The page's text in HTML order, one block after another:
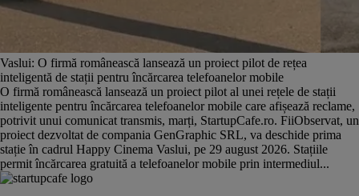
Vaslui: O firmă românească lansează un proiect pilot de rețea
inteligentă de stații pentru încărcarea telefoanelor mobile
O firmă românească lansează un proiect pilot al unei rețele de stații
inteligente pentru încărcarea telefoanelor mobile care afișează reclame,
potrivit unui comunicat transmis, marți, StartupCafe.ro. FiiObservat, un
proiect dezvoltat de compania GenGraphic SRL, va deschide prima
stație în cadrul Happy Cinema Vaslui, pe 29 august 2026. Stațiile
permit încărcarea gratuită a telefoanelor mobile prin intermediul...